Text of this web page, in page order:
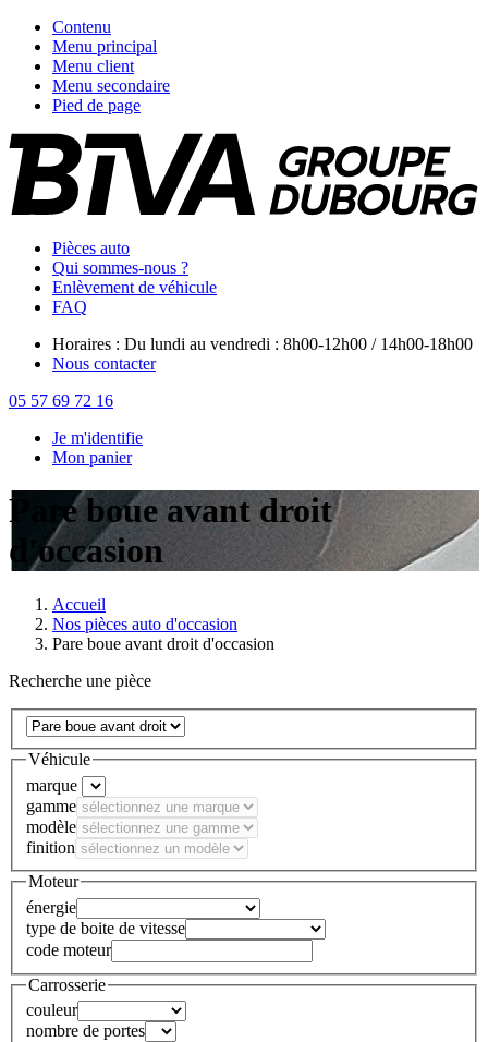
Contenu
Menu principal
Menu client
Menu secondaire
Pied de page
Pièces auto
Qui sommes-nous ?
Enlèvement de véhicule
FAQ
Horaires : Du lundi au vendredi : 8h00-12h00 / 14h00-18h00
Nous contacter
05 57 69 72 16
Je m'identifie
Mon panier
Pare boue avant droit
d'occasion
Accueil
Nos pièces auto d'occasion
Pare boue avant droit d'occasion
Recherche une pièce
Véhicule
marque
gamme
modèle
finition
Moteur
énergie
type de boite de vitesse
code moteur
Carrosserie
couleur
nombre de portes